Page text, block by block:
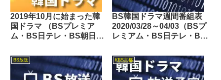
2019年10月に始まった韓
国ドラマ （BSプレミア
ム・BS日テレ・BS朝日・
フジ・BS11・BS12・
Dlife・テレビ東京・
TOKYO MX・テレ玉・チ
BS韓国ドラマ週間番組表
2020/03/28～04/03（BSプ
レミアム・BS日テレ・BS
東・BSフジ）
BS放送 KBS京都